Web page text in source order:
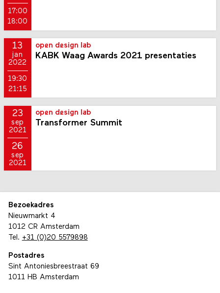
17:00
18:00
13
jan
2022
19:30
21:15
open design lab
KABK Waag Awards 2021 presentaties
23
sep
2021
26
sep
2021
open design lab
Transformer Summit
Bezoekadres
Nieuwmarkt 4
1012 CR Amsterdam
Tel. +31 (0)20 5579898
Postadres
Sint Antoniesbreestraat 69
1011 HB Amsterdam